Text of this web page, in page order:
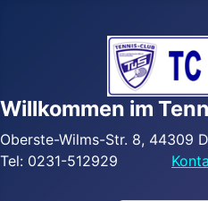
Willkommen im
Oberste-Wilms-Str. 8, 44309
Tel: 0231-512929